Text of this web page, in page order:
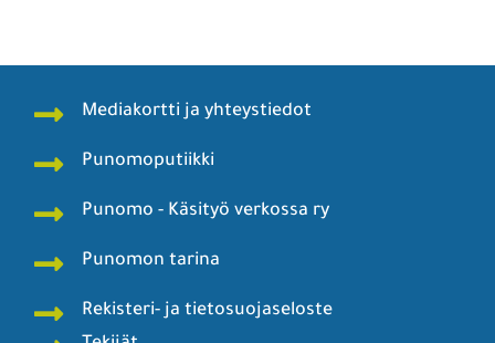
Mediakortti ja yhteystiedot
Punomoputiikki
Punomo - Käsityö verkossa ry
Punomon tarina
Rekisteri- ja tietosuojaseloste